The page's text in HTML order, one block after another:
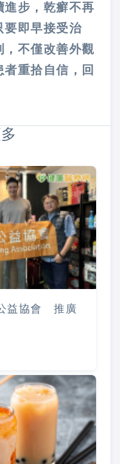
進步，乾癬不再
要即早接受治
，不僅改善外觀
重拾自信，回
益協會 推廣